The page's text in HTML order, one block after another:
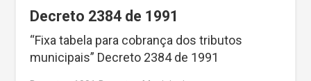
Decreto 2384 de 1991
“Fixa tabela para cobrança dos tributos
municipais” Decreto 2384 de 1991